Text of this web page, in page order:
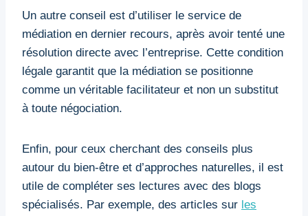
Un autre conseil est d’utiliser le service de
médiation en dernier recours, après avoir tenté une
résolution directe avec l’entreprise. Cette condition
légale garantit que la médiation se positionne
comme un véritable facilitateur et non un substitut
à toute négociation.
Enfin, pour ceux cherchant des conseils plus
autour du bien-être et d’approches naturelles, il est
utile de compléter ses lectures avec des blogs
spécialisés. Par exemple, des articles sur les